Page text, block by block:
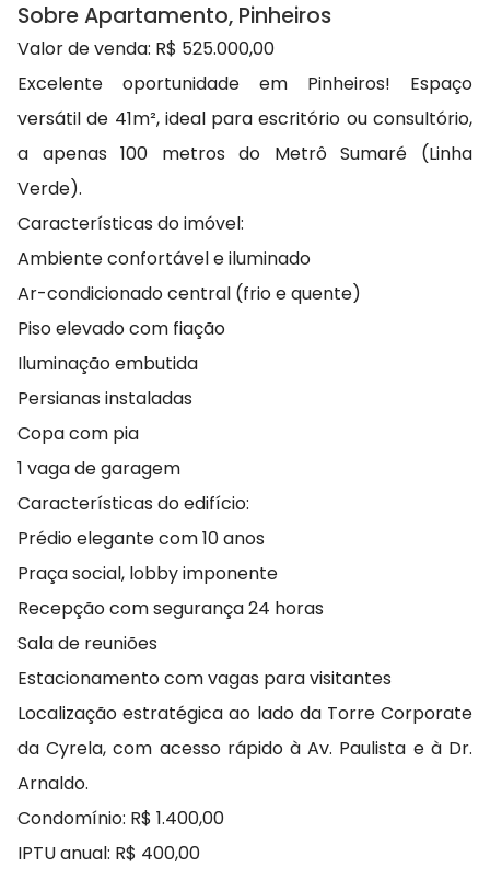
Sobre Apartamento, Pinheiros
Valor de venda: R$ 525.000,00
Excelente oportunidade em Pinheiros! Espaço
versátil de 41m², ideal para escritório ou consultório,
a apenas 100 metros do Metrô Sumaré (Linha
Verde).
Características do imóvel:
Ambiente confortável e iluminado
Ar-condicionado central (frio e quente)
Piso elevado com fiação
Iluminação embutida
Persianas instaladas
Copa com pia
1 vaga de garagem
Características do edifício:
Prédio elegante com 10 anos
Praça social, lobby imponente
Recepção com segurança 24 horas
Sala de reuniões
Estacionamento com vagas para visitantes
Localização estratégica ao lado da Torre Corporate
da Cyrela, com acesso rápido à Av. Paulista e à Dr.
Arnaldo.
Condomínio: R$ 1.400,00
IPTU anual: R$ 400,00